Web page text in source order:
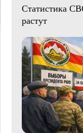
Статистика
растут